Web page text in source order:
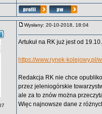
Wysłany: 20-10-2018, 18:04
Artukuł na RK już jest od
https://www.rynek-
Redakcja RK nie chce
przez jeleniogórskie
ale za to znów można
Więc najnowsze dane z